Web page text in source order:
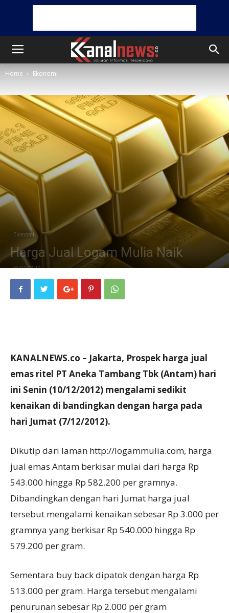
Home Ekonomi
Ekonomi
Harga Jual Logam Mulia Naik
10/12/2012
KANALNEWS.co – Jakarta, Prospek harga jual
emas ritel PT Aneka Tambang Tbk (Antam) hari
ini Senin (10/12/2012) mengalami sedikit
kenaikan di bandingkan dengan harga pada
hari Jumat (7/12/2012).
Dikutip dari laman http://logammulia.com, harga
jual emas Antam berkisar mulai dari harga Rp
543.000 hingga Rp 582.200 per gramnya.
Dibandingkan dengan hari Jumat harga jual
tersebut mengalami kenaikan sebesar Rp 3.000 per
gramnya yang berkisar Rp 540.000 hingga Rp
579.200 per gram.
Sementara buy back dipatok dengan harga Rp
513.000 per gram. Harga tersebut mengalami
penurunan sebesar Rp 2.000 per gram